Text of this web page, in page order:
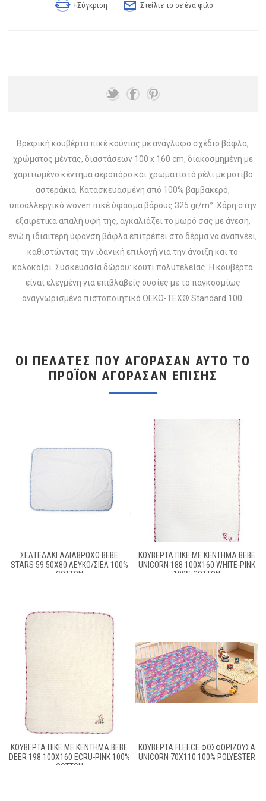
+Σύγκριση Στείλτε το σε ένα φίλο
Βρεφική κουβέρτα πικέ κούνιας με ανάγλυφο σχέδιο βάφλα,
χρώματος μέντας, διαστάσεων 100 x 160 cm, διακοσμημένη με
χαριτωμένο κέντημα αεροπόρο και χρωματιστό ρέλι με μοτίβο
αστεράκια. Κατασκευασμένη από 100% βαμβακερό,
υποαλλεργικό woven πικέ ύφασμα βάρους 325 gr/m². Χάρη στην
εξαιρετικά απαλή υφή της, αγκαλιάζει το μωρό σας με άνεση,
ενώ η ιδιαίτερη ύφανση βάφλα επιτρέπει στο δέρμα να αναπνέει,
καθιστώντας την ιδανική επιλογή για την άνοιξη και το
καλοκαίρι. Συσκευασία δώρου: κουτί πολυτελείας. Η κουβέρτα
είναι ελεγμένη για επιβλαβείς ουσίες με το παγκοσμίως
αναγνωρισμένο πιστοποιητικό OEKO-TEX® Standard 100.
ΟΙ ΠΕΛΆΤΕΣ ΠΟΥ ΑΓΌΡΑΣΑΝ ΑΥΤΌ ΤΟ
ΠΡΟΪΌΝ ΑΓΌΡΑΣΑΝ ΕΠΊΣΗΣ
ΣΕΛΤΕΔΆΚΙ ΑΔΙΆΒΡΟΧΟ BEBE
STARS 59 50X80 ΛΕΥΚΌ/ΣΙΕΛ 100%
COTTON
ΚΟΥΒΈΡΤΑ ΠΙΚΈ ΜΕ ΚΈΝΤΗΜΑ BEBE
UNICORN 188 100X160 WHITE-PINK
100% COTTON
ΚΟΥΒΈΡΤΑ ΠΙΚΈ ΜΕ ΚΈΝΤΗΜΑ BEBE
DEER 198 100X160 ECRU-PINK 100%
COTTON
ΚΟΥΒΈΡΤΑ FLEECE ΦΩΣΦΟΡΊΖΟΥΣΑ
UNICORN 70X110 100% POLYESTER